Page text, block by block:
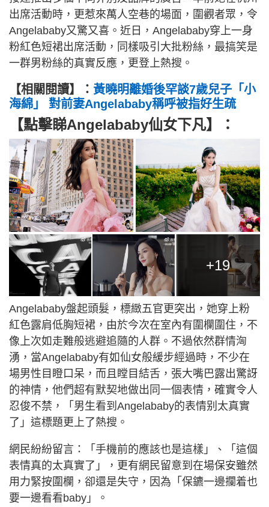
出席活動時，更惹來萬人空巷的場面，圍觀者眾，令
Angelababy又驚又喜。近日，Angelababy穿上一身
粉紅色短裙出席活動，同樣吸引大批粉絲，最搞笑是
一群男粉絲的真實反應，更登上熱搜。
【相關閱讀】： 黃曉明離婚後罕談7歲兒子「小
海綿」 對前妻Angelababy稱呼被指好生疏
【點擊睇Angelababy仙女下凡】：
+19
Angelababy盤起頭髮，標緻五官更突出，她穿上粉
紅色露肩低胸短裙，由於今次在室內有圍欄圍住，不
像上次如走難般逃避追隨的人群。不過依然群情洶
湧，當Angelababy有如仙女般緩步經過時，不少在
場男性目瞪口呆，而且瞠目結舌，張大嘴巴露出驚訝
的神情，他們超有默契地做出同一個表情，確實令人
忍俊不禁，「男生看到Angelababy的表情别太真實
了」這標題更上了熱搜。
網民紛紛留言：「手機前的應該也是這樣」、「這個
表情真的太真實了」，更有網民留意到在場保安雖然
用力緊按圍欄，卻還是失守，因為「保鑣一邊攔着也
要一邊看看baby」。